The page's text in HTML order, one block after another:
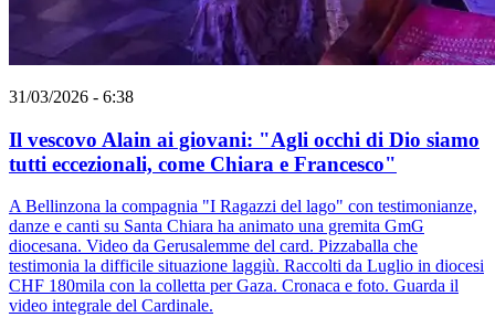
31/03/2026 - 6:38
Il vescovo Alain ai giovani: "Agli occhi di Dio siamo
tutti eccezionali, come Chiara e Francesco"
A Bellinzona la compagnia "I Ragazzi del lago" con testimonianze,
danze e canti su Santa Chiara ha animato una gremita GmG
diocesana. Video da Gerusalemme del card. Pizzaballa che
testimonia la difficile situazione laggiù. Raccolti da Luglio in diocesi
CHF 180mila con la colletta per Gaza. Cronaca e foto. Guarda il
video integrale del Cardinale.